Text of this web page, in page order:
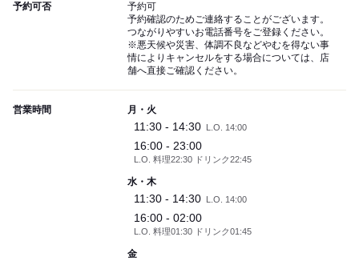
予約可否
予約可
予約確認のためご連絡することがございます。
つながりやすいお電話番号をご登録ください。
※悪天候や災害、体調不良などやむを得ない事
情によりキャンセルをする場合については、店
舗へ直接ご確認ください。
営業時間 月・火
11:30 - 14:30 L.O. 14:00
16:00 - 23:00
L.O. 料理22:30 ドリンク22:45
水・木
11:30 - 14:30 L.O. 14:00
16:00 - 02:00
L.O. 料理01:30 ドリンク01:45
金